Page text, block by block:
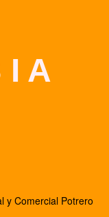
I A
y Comercial Potrero